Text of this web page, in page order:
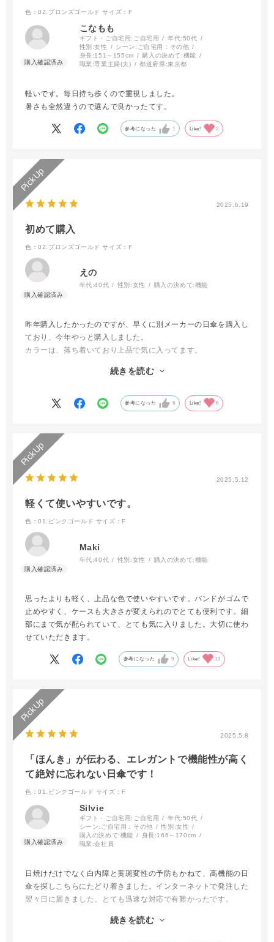
色：02.ブロンズゴールド サイズ：F
こなもも
ギフト・ご自宅用: ご自宅用 年代:50代
性別:女性 シーン: ご自宅用：その他
身長:151～155cm 購入の決めて:機能
職業:専業主婦(夫) 都道府県:東京都
軽いです。毎日持ち歩くので重視しました。
暑さも全然違うので選んで良かったてす。
参考になった 1 Like! 2
2025.6.19
初めて購入
色：02.ブロンズゴールド サイズ：F
えの
年代:40代 性別:女性 購入の決めて:機能
昨年購入したかったのですが、早くに別メーカーの日傘を購入し
ており、今年やっと購入しました。
カラーは、落ち着いており上品で気に入ってます。
毎日カバンに入れ愛用したいとおもいます。
続きを読む
参考になった 5 Like! 6
2025.5.12
軽くて使いやすいです。
色：01.ピンクゴールド サイズ：F
Maki
年代:40代 性別:女性 購入の決めて:機能
思ったよりも軽く、上品な色で使いやすいです。バンドがゴムで
止めやすく、ケースも大きさが変えられのでとても便利です。細
部にまで気が配られていて、とても気に入りました。大切に使わ
せていただきます。
参考になった 9 Like! 13
2025.5.8
「ほんき」が伝わる、エレガントで機能性が高く
て絶対に忘れない日傘です！
色：01.ピンクゴールド サイズ：F
Silvie
ギフト・ご自宅用: ご自宅用 年代:50代
シーン: ご自宅用：その他 性別:女性
購入の決めて:機能 身長:166～170cm
職業:会社員
日焼けだけでなく白内障と黄斑変性の予防もかねて、高機能の日
傘を探しこちらにたどり着きました。インターネットで発注した
翌々日に届きました。とても迅速な対応で有難かったです。
いです。機能を重視したかったので折り畳みでも大きめのサイズ
続きを読む